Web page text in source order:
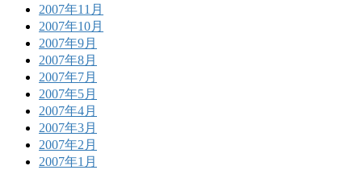
2007年11月
2007年10月
2007年9月
2007年8月
2007年7月
2007年5月
2007年4月
2007年3月
2007年2月
2007年1月